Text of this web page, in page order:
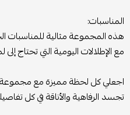
المناسبات:
هذه المجموعة مثالية للمناسبات
مع الإطلالات اليومية التي تحتاج
اجعلي كل لحظة مميزة مع مجموعة
تجسد الرفاهية والأناقة في كل